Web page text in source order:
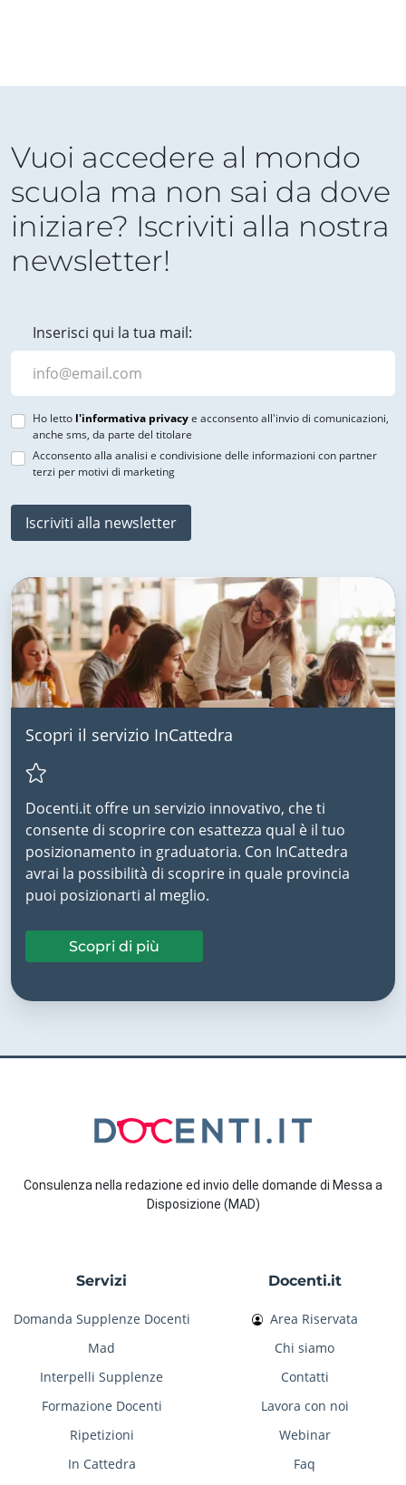
Vuoi accedere al mondo
scuola ma non sai da dove
iniziare? Iscriviti alla nostra
newsletter!
Inserisci qui la tua mail:
Ho letto l'informativa privacye acconsento all'invio di comunicazioni,
anche sms, da parte del titolare
Acconsento alla analisi e condivisione delle informazioni con partner
terzi per motivi di marketing
Iscriviti alla newsletter
Scopri il servizio InCattedra
Docenti.it offre un servizio innovativo, che ti
consente di scoprire con esattezza qual è il tuo
posizionamento in graduatoria. Con InCattedra
avrai la possibilità di scoprire in quale provincia
puoi posizionarti al meglio.
Scopri di più
Consulenza nella redazione ed invio delle domande di Messa a
Disposizione (MAD)
Servizi
Domanda Supplenze Docenti
Mad
Interpelli Supplenze
Formazione Docenti
Ripetizioni
In Cattedra
Docenti.it
Area Riservata
Chi siamo
Contatti
Lavora con noi
Webinar
Faq